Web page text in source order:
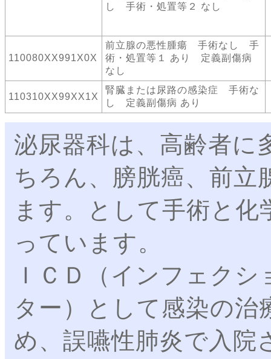
し 手術・処置等２ なし
110080XX991X0X
前立腺の悪性腫瘍 手術なし 手
術・処置等１ あり 定義副傷病
なし
110310XX99XX1X
腎臓または尿路の感染症 手術な
し 定義副傷病 あり
泌尿器科は、高齢者に
ちろん、膀胱癌、前立
ます。として手術と
っています。
ＩＣＤ（インフェク
ター）として感染の
め、誤嚥性肺炎で入院